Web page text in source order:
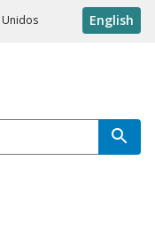
English